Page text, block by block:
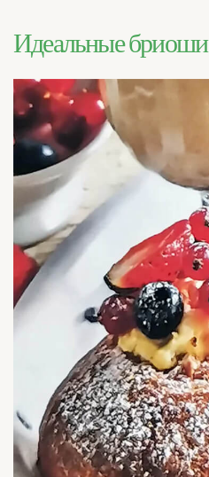
Идеальные бриоши